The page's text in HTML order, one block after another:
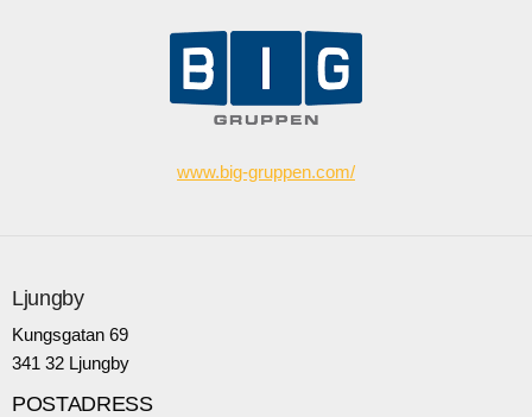
www.big-gruppen.com/
Ljungby
Kungsgatan 69
341 32 Ljungby
POSTADRESS